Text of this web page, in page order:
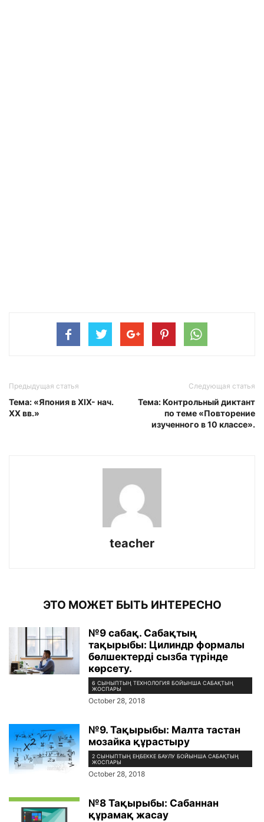
Предыдущая статья
Тема: «Япония в XIX- нач.
XX вв.»
Следующая статья
Тема: Контрольный диктант
по теме «Повторение
изученного в 10 классе».
teacher
ЭТО МОЖЕТ БЫТЬ ИНТЕРЕСНО
№9 сабақ. Сабақтың
тақырыбы: Цилиндр формалы
бөлшектерді сызба түрінде
көрсету.
6 СЫНЫПТЫҢ ТЕХНОЛОГИЯ БОЙЫНША САБАҚТЫҢ
ЖОСПАРЫ
October 28, 2018
№9. Тақырыбы: Малта тастан
мозайка құрастыру
2 СЫНЫПТЫҢ ЕҢБЕККЕ БАУЛУ БОЙЫНША САБАҚТЫҢ
ЖОСПАРЫ
October 28, 2018
№8 Тақырыбы: Сабаннан
құрамақ жасау